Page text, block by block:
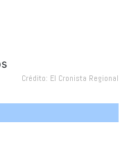
Crédito: El Cronista Regional